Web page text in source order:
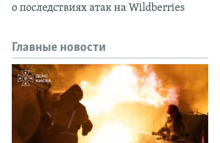
о последствиях атак на Wildberries
Главные новости